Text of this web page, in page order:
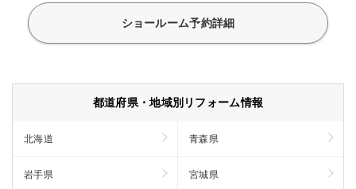
ショールーム予約詳細
都道府県・地域別リフォーム情報
北海道 青森県
岩手県 宮城県